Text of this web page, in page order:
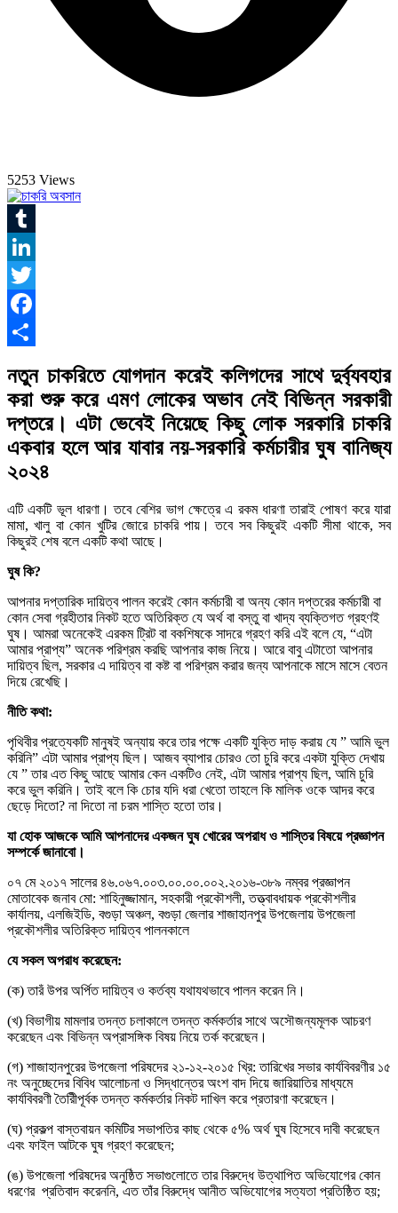
5253 Views
Tumblr
LinkedIn
Twitter
Facebook
নতুন চাকরিতে যোগদান করেই কলিগদের সাথে দুর্ব্যবহার
করা শুরু করে এমণ লোকের অভাব নেই বিভিন্ন সরকারী
দপ্তরে। এটা ভেবেই নিয়েছে কিছু লোক সরকারি চাকরি
একবার হলে আর যাবার নয়-সরকারি কর্মচারীর ঘুষ বানিজ্য
২০২৪
এটি একটি ভূল ধারণা। তবে বেশির ভাগ ক্ষেত্রে এ রকম ধারণা তারাই পোষণ করে যারা
মামা, খালু বা কোন খুটির জোরে চাকরি পায়। তবে সব কিছুরই একটি সীমা থাকে, সব
কিছুরই শেষ বলে একটি কথা আছে।
ঘুষ কি?
আপনার দপ্তারিক দায়িত্ব পালন করেই কোন কর্মচারী বা অন্য কোন দপ্তরের কর্মচারী বা
কোন সেবা গ্রহীতার নিকট হতে অতিরিক্ত যে অর্থ বা বস্তু বা খাদ্য ব্যক্তিগত গ্রহণই
ঘুষ। আমরা অনেকেই এরকম ট্রিট বা বকশিষকে সাদরে গ্রহণ করি এই বলে যে, “এটা
আমার প্রাপ্য” অনেক পরিশ্রম করছি আপনার কাজ নিয়ে। আরে বাবু এটাতো আপনার
দায়িত্ব ছিল, সরকার এ দায়িত্ব বা কষ্ট বা পরিশ্রম করার জন্য আপনাকে মাসে মাসে বেতন
দিয়ে রেখেছি।
নীতি কথা:
পৃথিবীর প্রত্যেকটি মানুষই অন্যায় করে তার পক্ষে একটি যুক্তি দাড় করায় যে ” আমি ভুল
করিনি” এটা আমার প্রাপ্য ছিল। আজব ব্যাপার চোরও তো চুরি করে একটা যুক্তি দেখায়
যে ” তার এত কিছু আছে আমার কেন একটিও নেই, এটা আমার প্রাপ্য ছিল, আমি চুরি
করে ভুল করিনি। তাই বলে কি চোর যদি ধরা খেতো তাহলে কি মালিক ওকে আদর করে
ছেড়ে দিতো? না দিতো না চরম শাস্তি হতো তার।
যা হোক আজকে আমি আপনাদের একজন ঘুষ খোরের অপরাধ ও শাস্তির বিষয়ে প্রজ্ঞাপন
সম্পর্কে জানাবো।
০৭ মে ২০১৭ সালের ৪৬.০৬৭.০০৩.০০.০০.০০২.২০১৬-৩৮৯ নম্বর প্রজ্ঞাপন
মোতাবেক জনাব মো: শাহিনুজ্জামান, সহকারী প্রকৌশলী, তত্ত্বাবধায়ক প্রকৌশলীর
কার্যালয়, এলজিইডি, বগুড়া অঞ্চল, বগুড়া জেলার শাজাহানপুর উপজেলায় উপজেলা
প্রকৌশলীর অতিরিক্ত দায়িত্ব পালনকালে
যে সকল অপরাধ করেছেন:
(ক) তারঁ উপর অর্পিত দায়িত্ব ও কর্তব্য যথাযথভাবে পালন করেন নি।
(খ) বিভাগীয় মামলার তদন্ত চলাকালে তদন্ত কর্মকর্তার সাথে অসৌজন্যমূলক আচরণ
করেছেন এবং বিভিন্ন অপ্রাসঙ্গিক বিষয় নিয়ে তর্ক করেছেন।
(গ) শাজাহানপুরের উপজেলা পরিষদের ২১-১২-২০১৫ খ্রি: তারিখের সভার কার্যবিবরণীর ১৫
নং অনুচ্ছেদের বিবিধ আলোচনা ও সিদ্ধান্তের অংশ বাদ দিয়ে জারিয়াতির মাধ্যমে
কার্যবিবরণী তৈরিীপূর্বক তদন্ত কর্মকর্তার নিকট দাখিল করে প্রতারণা করেছেন।
(ঘ) প্রকল্প বাস্তবায়ন কমিটির সভাপতির কাছ থেকে ৫% অর্থ ঘুষ হিসেবে দাবী করেছেন
এবং ফাইল আটকে ঘুষ গ্রহণ করেছেন;
(ঙ) উপজেলা পরিষদের অনুষ্ঠিত সভাগুলোতে তার বিরুদ্ধে উত্থাপিত অভিযোগের কোন
ধরণের প্রতিবাদ করেননি, এত তাঁর বিরুদ্ধে আনীত অভিযোগের সত্যতা প্রতিষ্ঠিত হয়;